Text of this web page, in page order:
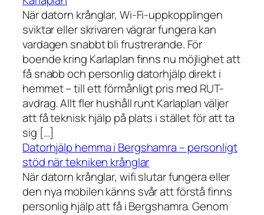
När datorn krånglar, Wi-Fi-uppkopplingen
sviktar eller skrivaren vägrar fungera kan
vardagen snabbt bli frustrerande. För
boende kring Karlaplan finns nu möjlighet att
få snabb och personlig datorhjälp direkt i
hemmet – till ett förmånligt pris med RUT-
avdrag. Allt fler hushåll runt Karlaplan väljer
att få teknisk hjälp på plats i stället för att ta
sig […]
Datorhjälp hemma i Bergshamra – personligt
stöd när tekniken krånglar
När datorn krånglar, wifi slutar fungera eller
den nya mobilen känns svår att förstå finns
personlig hjälp att få i Bergshamra. Genom